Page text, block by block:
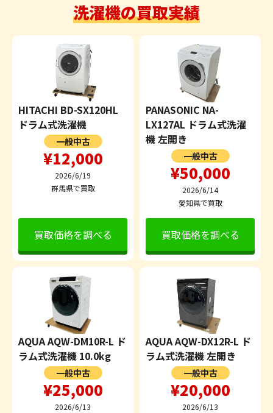
洗濯機の買取実績
HITACHI BD-SX120HL
ドラム式洗濯機
一般中古
¥12,000
2026/6/19
群馬県で買取
買取価格を調べる
PANASONIC NA-
LX127AL ドラム式洗濯
機 左開き
一般中古
¥50,000
2026/6/14
愛知県で買取
買取価格を調べる
AQUA AQW-DM10R-L ド
ラム式洗濯機 10.0kg
一般中古
¥25,000
2026/6/13
AQUA AQW-DX12R-L ド
ラム式洗濯機 左開き
一般中古
¥20,000
2026/6/13